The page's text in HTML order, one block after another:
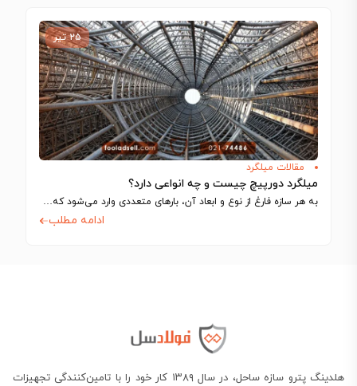
۲۵ تیر
مقالات میلگرد
میلگرد دورپیچ چیست و چه انواعی دارد؟
به هر سازه فارغ از نوع و ابعاد آن، بارهای متعددی وارد می‌شود که…
ادامه مطلب
هلدینگ پترو سازه ساحل، در سال ۱۳۸۹ کار خود را با تامین‌کنندگی تجهیزات